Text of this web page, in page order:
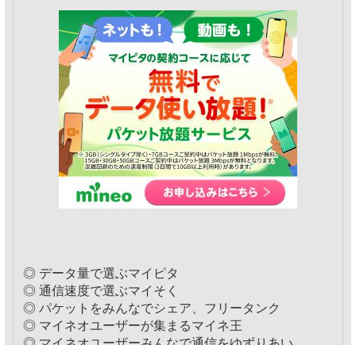
◎ データ量で選ぶマイピタ
◎ 通信速度で選ぶマイそく
◎ パケットをみんなでシェア、フリータンク
◎ マイネオユーザーが集まるマイネ王